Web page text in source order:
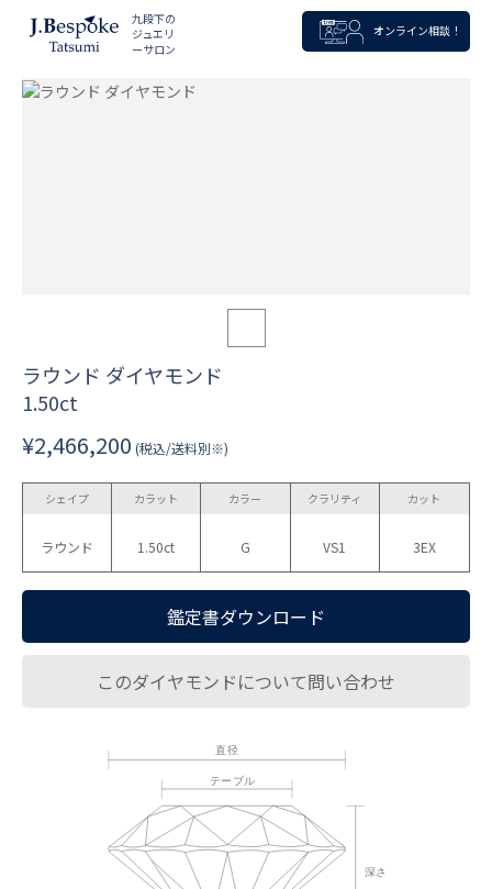
九段下の
ジュエリ
ーサロン
オンライン相談！
ラウンド ダイヤモンド
1.50ct
¥2,466,200 (税込/送料別※)
シェイプ
ラウンド
カラット
1.50ct
カラー
G
クラリティ
VS1
カット
3EX
鑑定書ダウンロード
このダイヤモンドについて問い合わせ